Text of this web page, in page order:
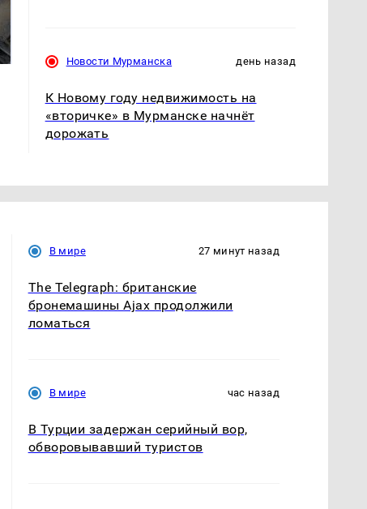
Новости Мурманска день назад
К Новому году недвижимость на
«вторичке» в Мурманске начнёт
дорожать
В мире 27 минут назад
The Telegraph: британские
бронемашины Ajax продолжили
ломаться
В мире час назад
В Турции задержан серийный вор,
обворовывавший туристов